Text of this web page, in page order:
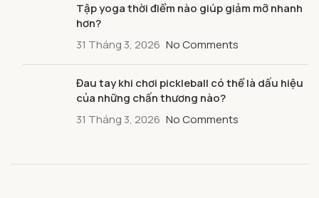
Tập yoga thời điểm nào giúp giảm mỡ nhanh
hơn?
31 Tháng 3, 2026 No Comments
Đau tay khi chơi pickleball có thể là dấu hiệu
của những chấn thương nào?
31 Tháng 3, 2026 No Comments